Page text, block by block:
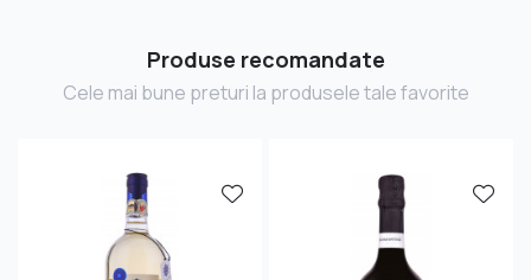
Produse recomandate
Cele mai bune preturi la produsele tale favorite